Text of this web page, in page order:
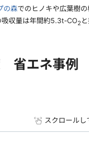
の森でのヒノキや広葉樹
吸収量は年間約5.3t-CO2
省エネ事例
スクロールし